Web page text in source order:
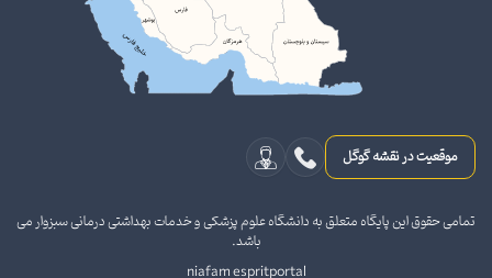
موقعیت در نقشه گوگل
تمامی حقوق این پایگاه متعلق به دانشگاه علوم پزشکی و خدمات بهداشتی درمانی سبزوار می
باشد.
niafam espritportal